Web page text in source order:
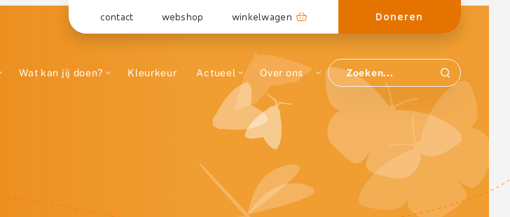
contact webshop winkelwagen Doneren
Wat kan jij doen? Kleurkeur Actueel Over ons